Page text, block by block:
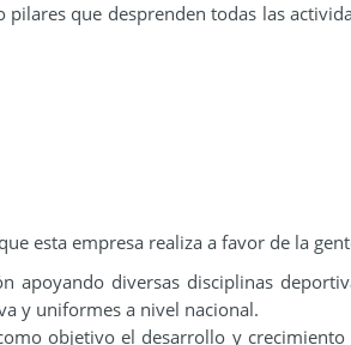
que desprenden todas las
esta empresa realiza a favor de la
apoyando diversas disciplinas
y uniformes a nivel nacional.
objetivo el desarrollo y